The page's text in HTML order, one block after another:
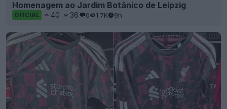
Homenagem ao Jardim Botânico de Leipzig
OFICIAL 40 36 0 1.7K 9h